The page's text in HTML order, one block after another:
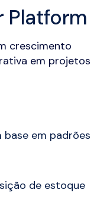
Platform
crescimento
em projetos
base em padrões
de estoque